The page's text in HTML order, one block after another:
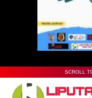
SCROLL